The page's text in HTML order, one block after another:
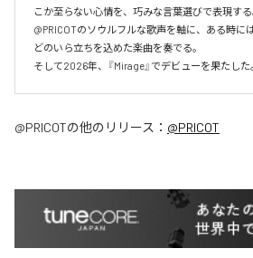
こか至らない心情を、巧みな言葉選びで表現する
@PRICOTのソウルフルな歌声を軸に、ある時に
どのいら立ちを込めた楽曲を奏でる。
そして2026年、『Mirage』でデビューを果たした
@PRICOTの他のリリース： @PRICOT